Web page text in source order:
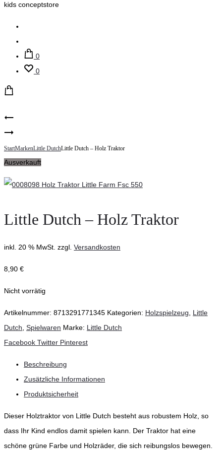
kids conceptstore
0
0
Product
navigation
für
Maus,
Little
Dutch
–
Holz-
Ringen
StartMarkenLittle DutchLittle Dutch – Holz Traktor
Ausverkauft
Little Dutch – Holz Traktor
inkl. 20 % MwSt. zzgl. Versandkosten
8,90 €
Nicht vorrätig
Artikelnummer: 8713291771345 Kategorien: Holzspielzeug
Little
Dutch Spielwaren Marke: Little Dutch
Teilen
Facebook Twitter Pinterest
Beschreibung
Zusätzliche Informationen
Produktsicherheit
Dieser Holztraktor von Little Dutch besteht aus robustem Holz, so
dass Ihr Kind endlos damit spielen kann. Der Traktor hat eine
schöne grüne Farbe und Holzräder, die sich reibungslos bewegen.